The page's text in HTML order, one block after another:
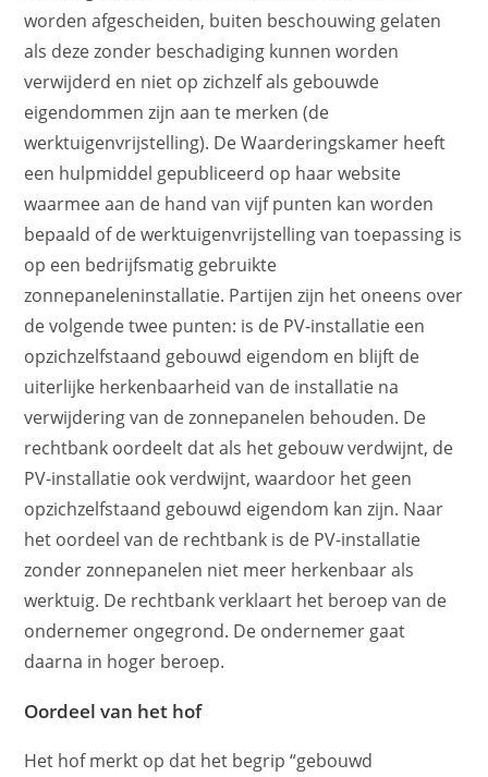
worden afgescheiden, buiten beschouwing gelaten
als deze zonder beschadiging kunnen worden
verwijderd en niet op zichzelf als gebouwde
eigendommen zijn aan te merken (de
werktuigenvrijstelling). De Waarderingskamer heeft
een hulpmiddel gepubliceerd op haar website
waarmee aan de hand van vijf punten kan worden
bepaald of de werktuigenvrijstelling van toepassing is
op een bedrijfsmatig gebruikte
zonnepaneleninstallatie. Partijen zijn het oneens over
de volgende twee punten: is de PV-installatie een
opzichzelfstaand gebouwd eigendom en blijft de
uiterlijke herkenbaarheid van de installatie na
verwijdering van de zonnepanelen behouden. De
rechtbank oordeelt dat als het gebouw verdwijnt, de
PV-installatie ook verdwijnt, waardoor het geen
opzichzelfstaand gebouwd eigendom kan zijn. Naar
het oordeel van de rechtbank is de PV-installatie
zonder zonnepanelen niet meer herkenbaar als
werktuig. De rechtbank verklaart het beroep van de
ondernemer ongegrond. De ondernemer gaat
daarna in hoger beroep.
Oordeel van het hof
Het hof merkt op dat het begrip “gebouwd